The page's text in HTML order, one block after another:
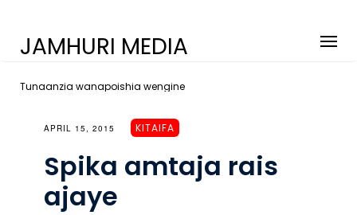
JAMHURI MEDIA
Tunaanzia wanapoishia wengine
APRIL 15, 2015 KITAIFA
Spika amtaja rais
ajaye